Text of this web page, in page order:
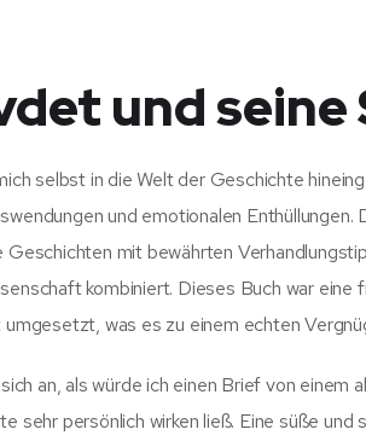
und seine
selbst in die Welt der Geschichte
und emotionalen
Geschichten mit bewährten
kombiniert. Dieses Buch war
umgesetzt, was es zu einem echten
an, als würde ich einen Brief von einem
sehr persönlich wirken ließ. Eine süße